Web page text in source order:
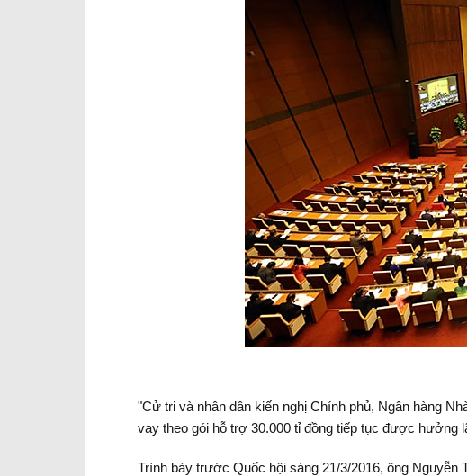
"Cử tri và nhân dân kiến nghị Chính phủ, Ngân hàng
vay theo gói hỗ trợ 30.000 tỉ đồng tiếp tục được hưởng
Trình bày trước Quốc hội sáng 21/3/2016, ông